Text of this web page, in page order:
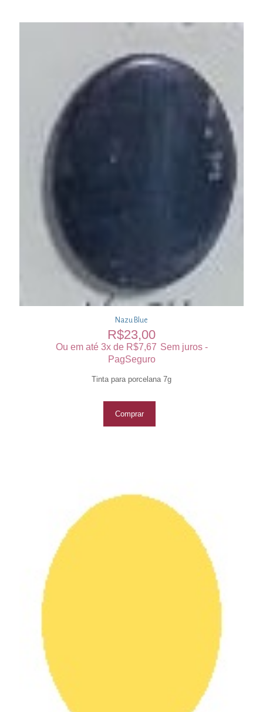
Nazu Blue
R$23,00
Ou em até 3x de R$7,67 Sem juros -
PagSeguro
Tinta para porcelana 7g
Comprar